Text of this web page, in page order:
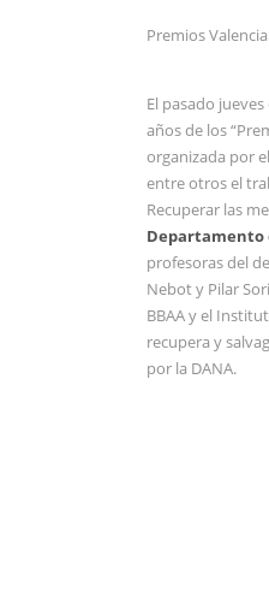
Premios
El pasado
años de los
organizada por
entre otros el
Recuperar las
Departamento
profesoras del
Nebot y Pilar
BBAA y el
recupera y
por la DANA.